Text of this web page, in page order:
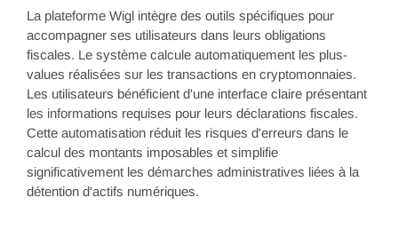
La plateforme Wigl intègre des outils spécifiques pour
accompagner ses utilisateurs dans leurs obligations
fiscales. Le système calcule automatiquement les plus-
values réalisées sur les transactions en cryptomonnaies.
Les utilisateurs bénéficient d'une interface claire présentant
les informations requises pour leurs déclarations fiscales.
Cette automatisation réduit les risques d'erreurs dans le
calcul des montants imposables et simplifie
significativement les démarches administratives liées à la
détention d'actifs numériques.